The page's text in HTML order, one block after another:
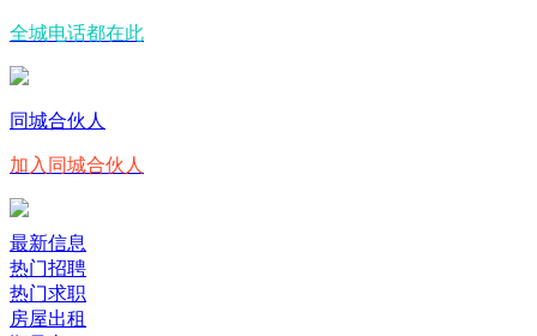
全城电话都在此
同城合伙人
加入同城合伙人
最新信息
热门招聘
热门求职
房屋出租